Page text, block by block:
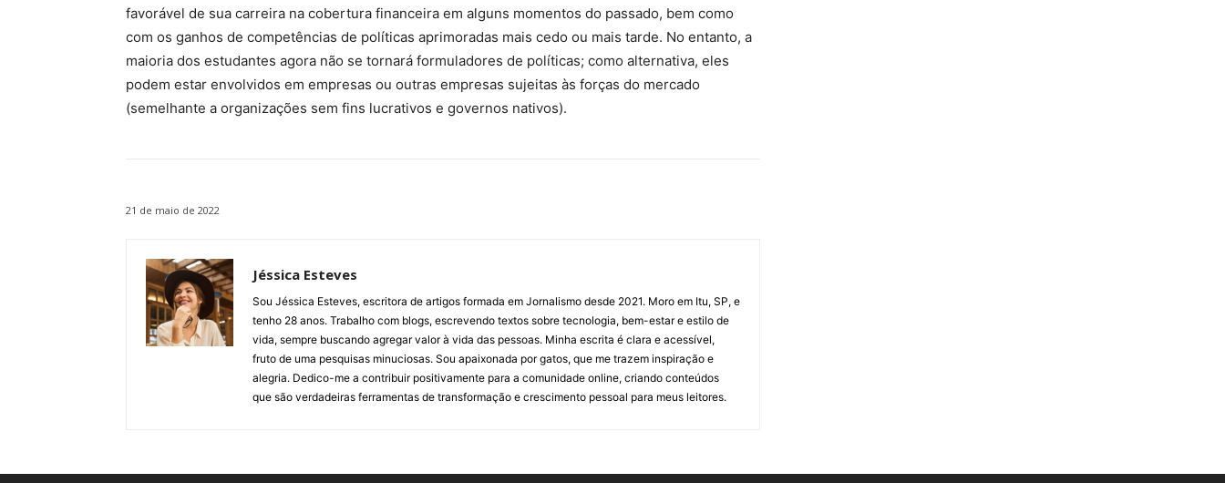
favorável de sua carreira na cobertura financeira em alguns momentos do passado, bem como
com os ganhos de competências de políticas aprimoradas mais cedo ou mais tarde. No entanto, a
maioria dos estudantes agora não se tornará formuladores de políticas; como alternativa, eles
podem estar envolvidos em empresas ou outras empresas sujeitas às forças do mercado
(semelhante a organizações sem fins lucrativos e governos nativos).
21 de maio de 2022
Jéssica Esteves
Sou Jéssica Esteves, escritora de artigos formada em Jornalismo desde 2021. Moro em Itu, SP, e
tenho 28 anos. Trabalho com blogs, escrevendo textos sobre tecnologia, bem-estar e estilo de
vida, sempre buscando agregar valor à vida das pessoas. Minha escrita é clara e acessível,
fruto de uma pesquisas minuciosas. Sou apaixonada por gatos, que me trazem inspiração e
alegria. Dedico-me a contribuir positivamente para a comunidade online, criando conteúdos
que são verdadeiras ferramentas de transformação e crescimento pessoal para meus leitores.